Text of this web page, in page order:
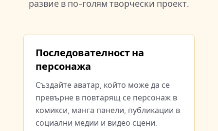
развие в по-голям творчески проект.
Последователност на
персонажа
Създайте аватар, който може да се
превърне в повтарящ се персонаж в
комикси, манга панели, публикации в
социални медии и видео сцени.